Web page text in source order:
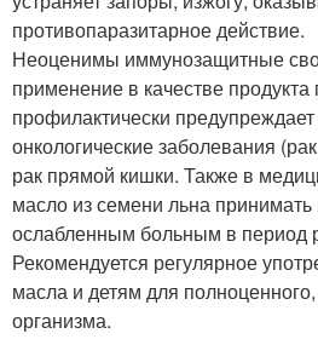
противопаразитарное действие.
Неоценимы иммунозащитные
применение в качестве продукта
профилактически
онкологические заболевания
рак прямой кишки. Также в
масло из семени льна
ослабленным больным в период
Рекомендуется регулярное
масла и детям для
организма.